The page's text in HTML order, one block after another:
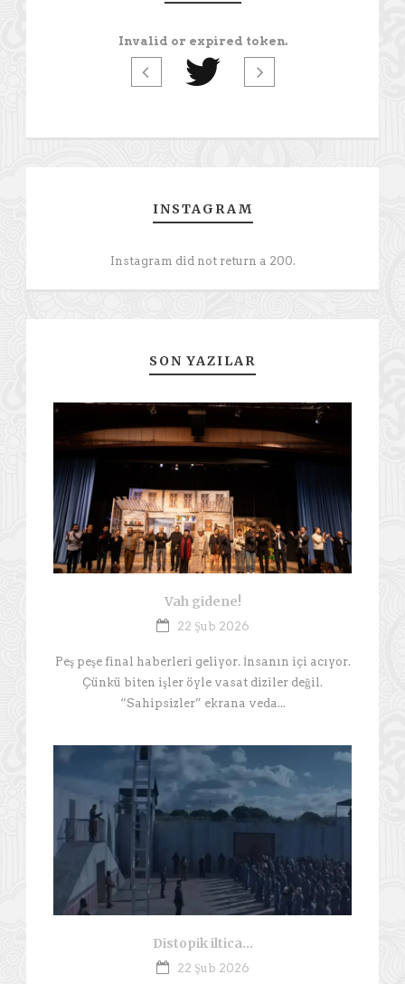
Invalid or expired token.
INSTAGRAM
Instagram did not return a 200.
SON YAZILAR
Vah gidene!
22 Şub 2026
Peş peşe final haberleri geliyor. İnsanın içi acıyor.
Çünkü biten işler öyle vasat diziler değil.
“Sahipsizler” ekrana veda...
Distopik iltica…
22 Şub 2026